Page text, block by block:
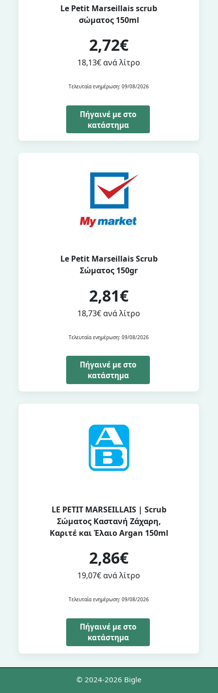
Le Petit Marseillais scrub
σώματος 150ml
2,72€
18,13€ ανά λίτρο
Τελευταία ενημέρωση: 09/08/2026
Πήγαινέ με στο
κατάστημα
Le Petit Marseillais Scrub
Σώματος 150gr
2,81€
18,73€ ανά λίτρο
Τελευταία ενημέρωση: 09/08/2026
Πήγαινέ με στο
κατάστημα
LE PETIT MARSEILLAIS | Scrub
Σώματος Καστανή Ζάχαρη,
Kαριτέ και Έλαιο Argan 150ml
2,86€
19,07€ ανά λίτρο
Τελευταία ενημέρωση: 09/08/2026
Πήγαινέ με στο
κατάστημα
© 2024-2026 Bigle